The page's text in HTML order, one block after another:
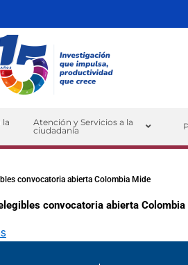
la
Atención y Servicios a la
ciudadanía
convocatoria abierta Colombia Mide
convocatoria abierta Colombia